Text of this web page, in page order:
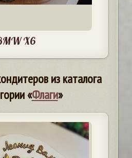
X6
из каталога
«Флаги»